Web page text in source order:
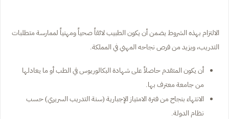
الالتزام بهذه الشروط يضمن أن يكون الطبيب لائقاً صحياً ومهنياً لممارسة متطلبات
التدريب، ويزيد من فرص نجاحه المهني في المملكة.
أن يكون المتقدم حاصلاً على شهادة البكالوريوس في الطب أو ما يعادلها
من جامعة معترف بها.
الانتهاء بنجاح من فترة الامتياز الإجبارية (سنة التدريب السريري) حسب
نظام الدولة.